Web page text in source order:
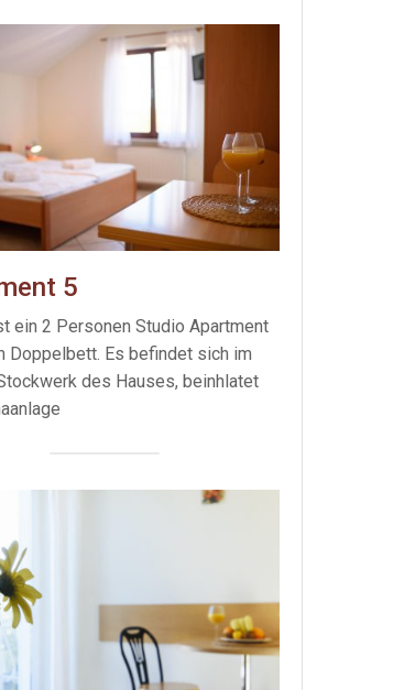
5
ein 2 Personen Studio Apartment
Doppelbett. Es befindet sich im
des Hauses, beinhlatet